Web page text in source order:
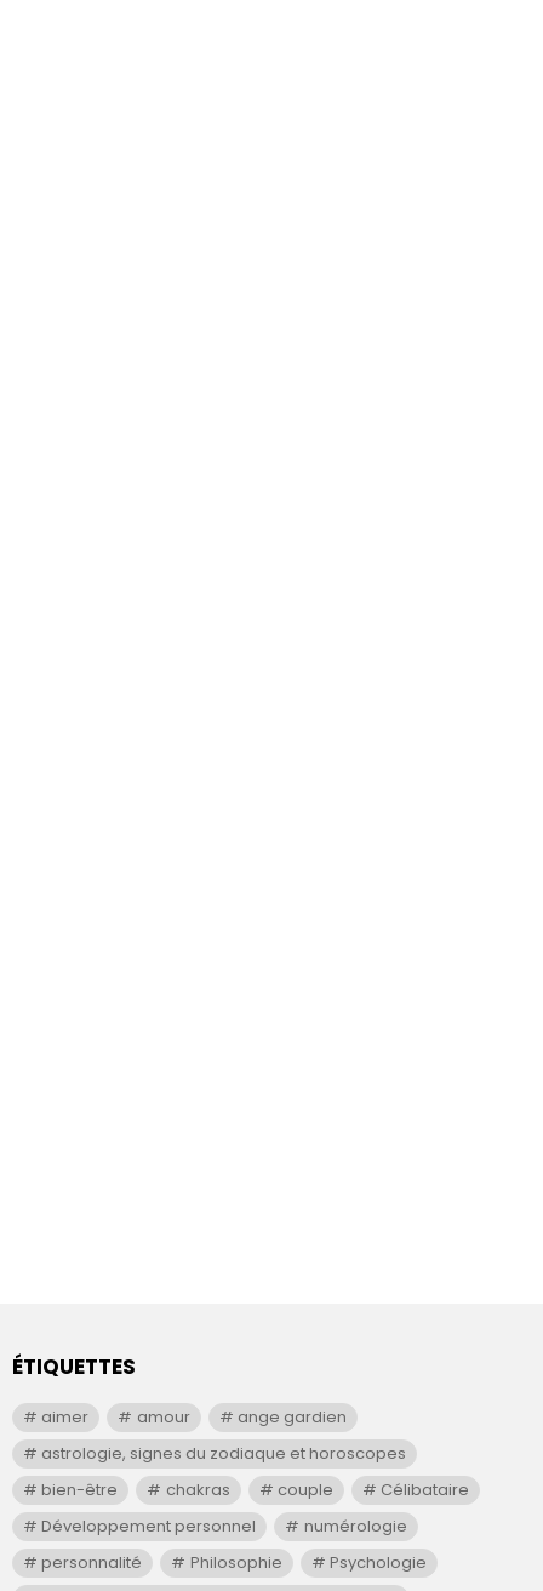
ÉTIQUETTES
aimer amour
ange gardien
astrologie, signes du zodiaque et horoscopes
bien-être
chakras couple
Célibataire
Développement personnel
numérologie
personnalité
Philosophie
Psychologie